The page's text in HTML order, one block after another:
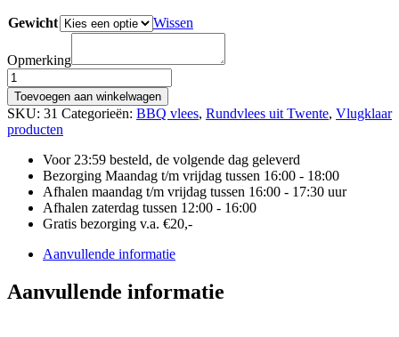
Gewicht Wissen
Opmerking
MINUTE
STEAK
aantal
Toevoegen aan winkelwagen
SKU: 31 Categorieën: BBQ vlees, Rundvlees uit Twente, Vlugklaar
producten
Voor 23:59 besteld, de volgende dag geleverd
Bezorging Maandag t/m vrijdag tussen 16:00 - 18:00
Afhalen maandag t/m vrijdag tussen 16:00 - 17:30 uur
Afhalen zaterdag tussen 12:00 - 16:00
Gratis bezorging v.a. €20,-
Aanvullende informatie
Aanvullende informatie